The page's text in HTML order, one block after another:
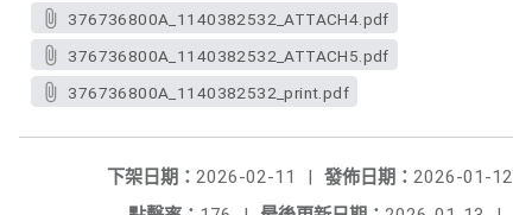
376736800A_1140382532_ATTACH4.pdf
376736800A_1140382532_ATTACH5.pdf
376736800A_1140382532_print.pdf
發佈日期： 2026-01-12
下架日期： 2026-02-11
|